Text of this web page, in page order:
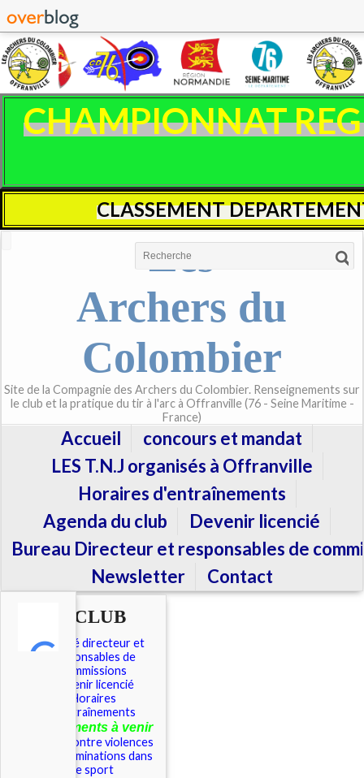
CHAMPIONNAT
CLASSEMENT
Les
Archers du
Colombier
Site de la Compagnie des Archers du Colombier. Renseignements sur
le club et la pratique du tir à l'arc à Offranville (76 - Seine Maritime -
France)
Accueil
concours et mandat
LES T.N.J organisés à Offranville
Horaires d'entraînements
Agenda du club
Devenir licencié
Bureau Directeur et responsables de
Newsletter
Contact
LE CLUB
Comité directeur et
responsables de
commissions
Devenir licencié
Horaires
d'entraînements
vénements à venir
Outils contre violences
et discriminations dans
le sport